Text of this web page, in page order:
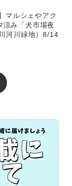
マルシェやアク
涼み「犬市場夜
河川緑地）8/14